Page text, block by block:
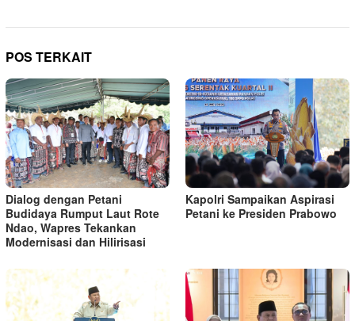
POS TERKAIT
Dialog dengan Petani
Budidaya Rumput Laut Rote
Ndao, Wapres Tekankan
Modernisasi dan Hilirisasi
Kapolri Sampaikan Aspirasi
Petani ke Presiden Prabowo